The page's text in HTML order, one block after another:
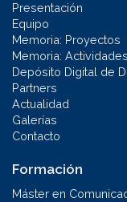
Presentación
Equipo
Memoria: Proyectos
Memoria: Actividades
Depósito Digital de
Partners
Actualidad
Galerías
Contacto
Formación
Máster en